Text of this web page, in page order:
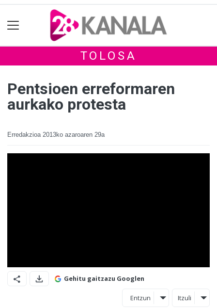
TOLOSA
Pentsioen erreformaren
aurkako protesta
Erredakzioa 2013ko azaroaren 29a
Gehitu gaitzazu Googlen
Entzun Itzuli